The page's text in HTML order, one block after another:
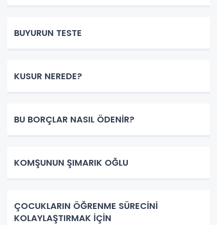
BUYURUN TESTE
KUSUR NEREDE?
BU BORÇLAR NASIL ÖDENİR?
KOMŞUNUN ŞIMARIK OĞLU
ÇOCUKLARIN ÖĞRENME SÜRECİNİ
KOLAYLAŞTIRMAK İÇİN